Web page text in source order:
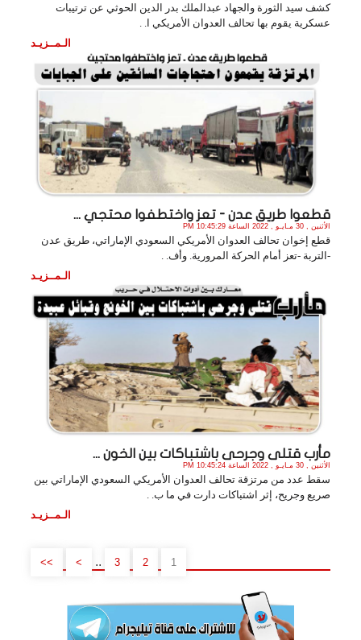
كشف سيد الثورة والجهاد عبدالملك بدر الدين الحوثي عن ترتيبات
عسكرية يقوم بها تحالف العدوان الأمريكي ا. .
الـمــزيـد
قطعوا طريق عدن - تعز واختطفوا محتجي ...
الأثنين , 30 مـايـو , 2022 الساعة 10:45:29 PM
قطع إخوان تحالف العدوان الأمريكي السعودي الإماراتي، طريق عدن
-التربة -تعز أمام الحركة المرورية. وأف. .
الـمــزيـد
مأرب قتلى وجرحى باشتباكات بين الخون ...
الأثنين , 30 مـايـو , 2022 الساعة 10:45:24 PM
سقط عدد من مرتزقة تحالف العدوان الأمريكي السعودي الإماراتي بين
صريع وجريح، إثر اشتباكات دارت في ما ب. .
الـمــزيـد
1
2
3
..
>
>>